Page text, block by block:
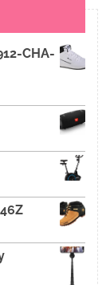
CHA-